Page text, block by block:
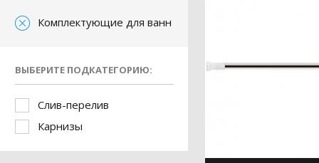
Комплектующие для ванн
ВЫБЕРИТЕ ПОДКАТЕГОРИЮ:
Слив-перелив
Карнизы